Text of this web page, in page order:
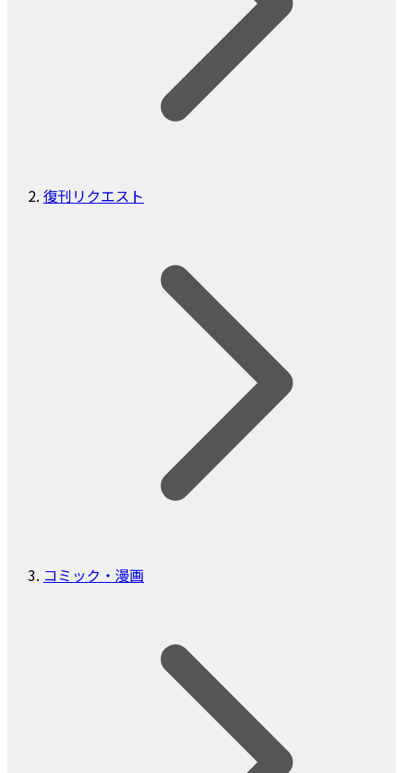
復刊リクエスト
コミック・漫画